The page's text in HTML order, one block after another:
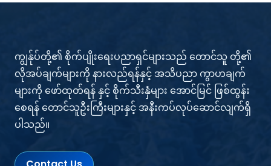
ကျွန်ုပ်တို့၏ စိုက်ပျိုးရေးပညာရှင်များသည် တောင်သူ တို့၏
လိုအပ်ချက်များကို နားလည်ရန်နှင့် အသိပညာ ကွာဟချက်
များကို ဖော်ထုတ်ရန် နှင့် စိုက်သီးနှံများ အောင်မြင် ဖြစ်ထွန်း
စေရန် တောင်သူဦးကြီးများနှင့် အနီးကပ်လုပ်ဆောင်လျက်ရှိ
ပါသည်။